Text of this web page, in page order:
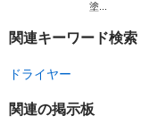
塗...
関連キーワード検索
ドライヤー
関連の掲示板